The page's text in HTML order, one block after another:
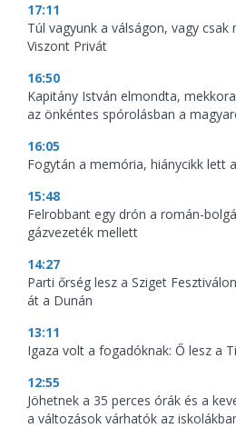
17:11
Túl vagyunk a válságon, vagy csak
Viszont Privát
16:50
Kapitány István elmondta,
az önkéntes spórolásban a
16:05
Fogytán a memória, hiánycikk lett
15:48
Felrobbant egy drón a román-
gázvezeték mellett
14:27
Parti őrség lesz a Sziget
át a Dunán
13:11
Igaza volt a fogadóknak: Ő lesz a
12:55
Jöhetnek a 35 perces órák és a
a változások várhatók az